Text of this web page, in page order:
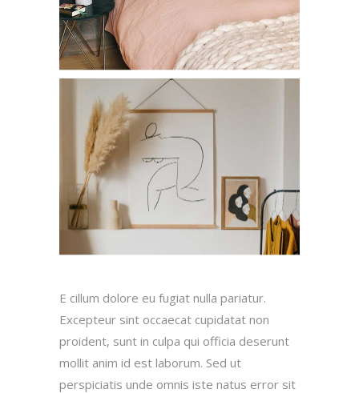
E cillum dolore eu fugiat nulla pariatur.
Excepteur sint occaecat cupidatat non
proident, sunt in culpa qui officia deserunt
mollit anim id est laborum. Sed ut
perspiciatis unde omnis iste natus error sit